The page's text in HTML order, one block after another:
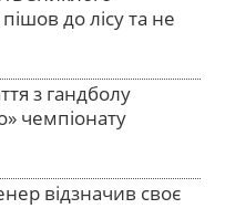
до лісу та не
з гандболу
чемпіонату
відзначив своє